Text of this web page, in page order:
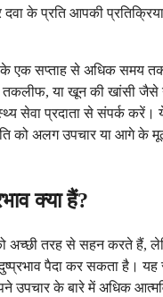
दवा के प्रति आपकी
एक सप्ताह से अधिक समय तक
या खून की खांसी जैसे
सेवा प्रदाता से संपर्क
को अलग उपचार या आगे के
क्या हैं?
अच्छी तरह से सहन करते हैं,
पैदा कर सकता है। यह
उपचार के बारे में अधिक